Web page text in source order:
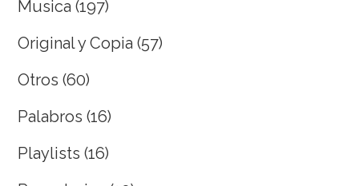
Musica (197)
Original y Copia (57)
Otros (60)
Palabros (16)
Playlists (16)